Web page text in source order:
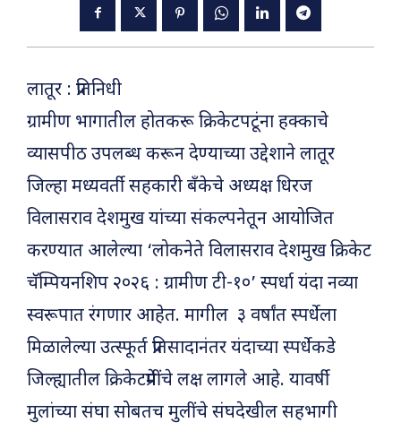
लातूर : प्रतिनिधी
ग्रामीण भागातील होतकरू क्रिकेटपटूंना हक्काचे
व्यासपीठ उपलब्ध करून देण्याच्या उद्देशाने लातूर
जिल्हा मध्यवर्ती सहकारी बँकेचे अध्यक्ष धिरज
विलासराव देशमुख यांच्या संकल्पनेतून आयोजित
करण्यात आलेल्या ‘लोकनेते विलासराव देशमुख क्रिकेट
चॅम्पियनशिप २०२६ : ग्रामीण टी-१०’ स्पर्धा यंदा नव्या
स्वरूपात रंगणार आहेत. मागील ३ वर्षांत स्पर्धेला
मिळालेल्या उत्स्फूर्त प्रतिसादानंतर यंदाच्या स्पर्धेकडे
जिल्ह्यातील क्रिकेटप्रेमींचे लक्ष लागले आहे. यावर्षी
मुलांच्या संघा सोबतच मुलींचे संघदेखील सहभागी